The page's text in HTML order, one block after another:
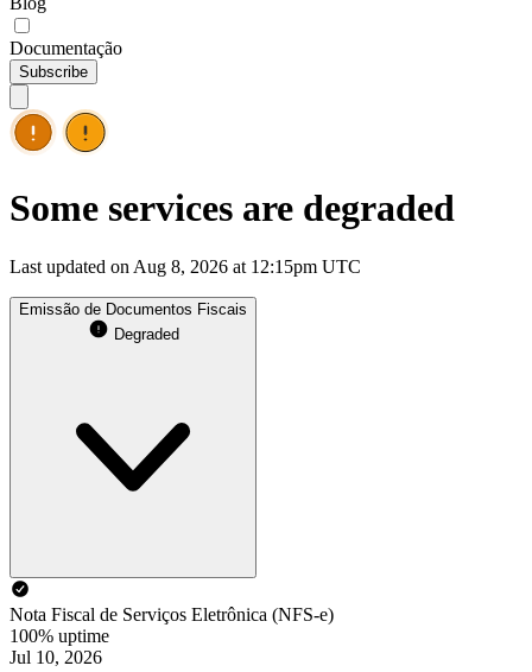
Documentação
Subscribe
Some services are degraded
Last updated on Aug 8, 2026 at 12:15pm UTC
Emissão de Documentos Fiscais
Degraded
Nota Fiscal de Serviços Eletrônica (NFS-e)
100% uptime
Jul 10, 2026